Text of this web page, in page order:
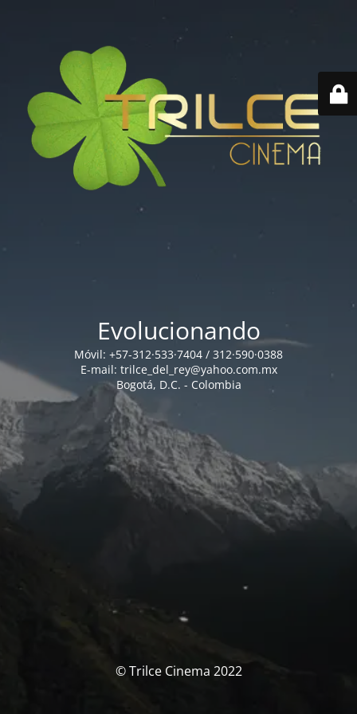
Evolucionando
Móvil: +57-312·533·7404 / 312·590·0388
E-mail: trilce_del_rey@yahoo.com.mx
Bogotá, D.C. - Colombia
© Trilce Cinema 2022